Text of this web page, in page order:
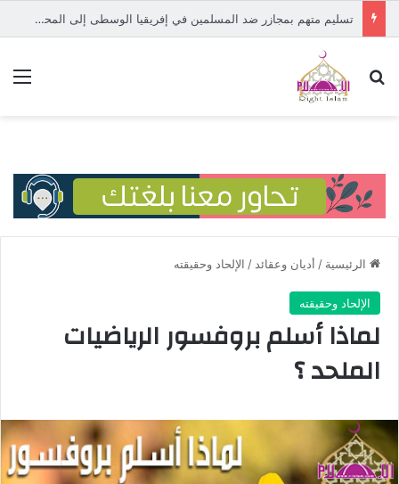
تسليم متهم بمجازر ضد المسلمين في إفريقيا الوسطى إلى المحكمة الدولية
بحث عن
الرئيسية / أديان وعقائد / الإلحاد وحقيقته
الإلحاد وحقيقته
لماذا أسلم بروفسور الرياضيات
الملحد ؟